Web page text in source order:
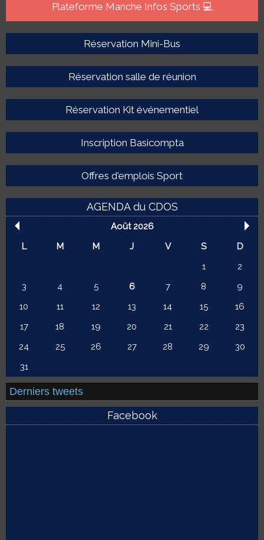
Plateforme Manche Infos Sports 💻
Réservation Mini-Bus
Réservation salle de réunion
Réservation Kit événementiel
Inscription Basicompta
Offres d'emplois Sport
AGENDA du CDOS
Août 2026
L
M M J V S
D
1
2
3
4 5 6 7 8
9
10
11 12 13 14 15
16
17
18 19 20 21 22
23
24
25 26 27 28 29
30
31
Derniers tweets
Facebook